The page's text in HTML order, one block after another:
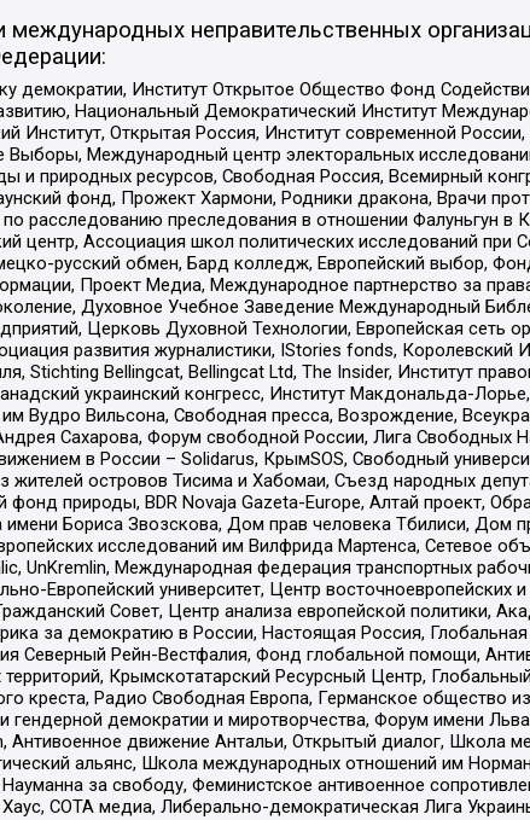
неправительственных
демократии, Институт Открытое Общество Фонд
Национальный Демократический Институт
Институт, Открытая Россия, Институт современной
Выборы, Международный центр электоральных
природных ресурсов, Свободная Россия, Всемирный
фонд, Прожект Хармони, Родники дракона, Врачи
по расследованию преследования в отношении Фалуньгун
центр, Ассоциация школ политических исследований при
русский обмен, Бард колледж, Европейский выбор,
Проект Медиа, Международное партнерство за
Духовное Учебное Заведение Международный
Церковь Духовной Технологии, Европейская
развития журналистики, IStories fonds,
Stichting Bellingcat, Bellingcat Ltd, The Insider, Институт
украинский конгресс, Институт Макдональда-
Вудро Вильсона, Свободная пресса, Возрождение,
Сахарова, Форум свободной России, Лига Свободных
в России – Solidarus, КрымSOS, Свободный
жителей островов Тисима и Хабомаи, Съезд народных
фонд природы, BDR Novaja Gazeta-Europe, Алтай проект,
имени Бориса Звозскова, Дом прав человека Тбилиси, Дом
исследований им Вилфрида Мартенса, Сетевое
UnKremlin, Международная федерация транспортных
Европейский университет, Центр
Совет, Центр анализа европейской политики,
за демократию в России, Настоящая Россия,
Северный Рейн-Вестфалия, Фонд глобальной помощи,
Крымскотатарский Ресурсный Центр,
креста, Радио Свободная Европа, Германское общество
демократии и миротворчества, Форум имени
Антивоенное движение Антальи, Открытый диалог, Школа
альянс, Школа международных отношений им
за свободу, Феминистское антивоенное
СОТА медиа, Либерально-демократическая Лига